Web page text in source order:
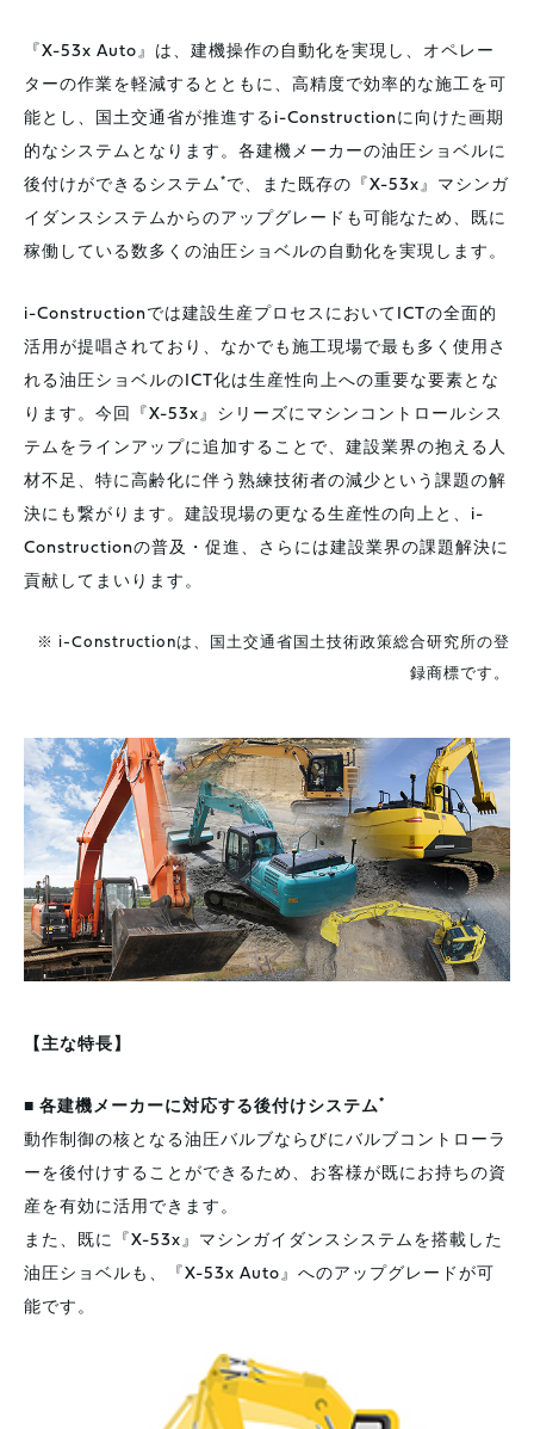
『X-53x Auto』は、建機操作の自動化を実現し、オペレー
ターの作業を軽減するとともに、高精度で効率的な施工を可
能とし、国土交通省が推進するi-Constructionに向けた画期
的なシステムとなります。各建機メーカーの油圧ショベルに
後付けができるシステム*で、また既存の『X-53x』マシンガ
イダンスシステムからのアップグレードも可能なため、既に
稼働している数多くの油圧ショベルの自動化を実現します。
i-Constructionでは建設生産プロセスにおいてICTの全面的
活用が提唱されており、なかでも施工現場で最も多く使用さ
れる油圧ショベルのICT化は生産性向上への重要な要素とな
ります。今回『X-53x』シリーズにマシンコントロールシス
テムをラインアップに追加することで、建設業界の抱える人
材不足、特に高齢化に伴う熟練技術者の減少という課題の解
決にも繋がります。建設現場の更なる生産性の向上と、i-
Constructionの普及・促進、さらには建設業界の課題解決に
貢献してまいります。
※ i-Constructionは、国土交通省国土技術政策総合研究所の登
録商標です。
【主な特長】
■ 各建機メーカーに対応する後付けシステム*
動作制御の核となる油圧バルブならびにバルブコントローラ
ーを後付けすることができるため、お客様が既にお持ちの資
産を有効に活用できます。
また、既に『X-53x』マシンガイダンスシステムを搭載した
油圧ショベルも、『X-53x Auto』へのアップグレードが可
能です。